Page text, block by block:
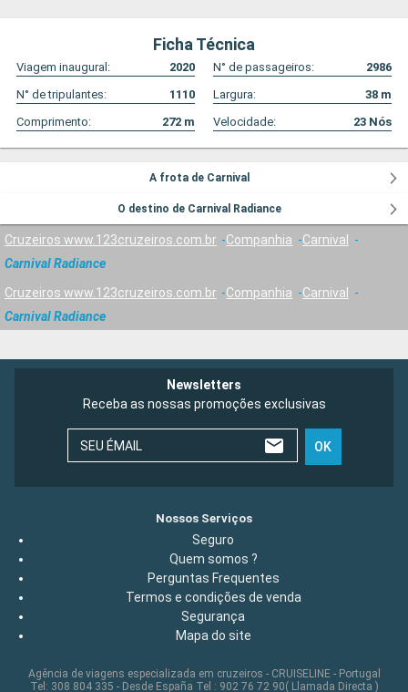
Ficha Técnica
Viagem inaugural: 2020 N° de passageiros:
2986
N° de tripulantes:
1110 Largura: 38 m
Comprimento:
272 m Velocidade: 23 Nós
A frota de Carnival
O destino de Carnival Radiance
Cruzeiros www.123cruzeiros.com.br Companhia
Carnival
Carnival Radiance
Cruzeiros www.123cruzeiros.com.br Companhia
Carnival
Carnival Radiance
Newsletters
Receba as nossas promoções exclusivas
SEU ÉMAIL OK
Nossos Serviços
Seguro
Quem somos ?
Perguntas Frequentes
Termos e condições de venda
Segurança
Mapa do site
Agência de viagens especializada em cruzeiros - CRUISELINE - Portugal
Tel: 308 804 335 - Desde España Tel : 902 76 72 90( Llamada Directa )